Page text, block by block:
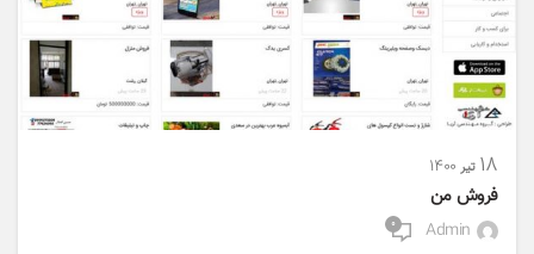
۱۸ تیر ۱۴۰۰
فروش من
Admin ۰